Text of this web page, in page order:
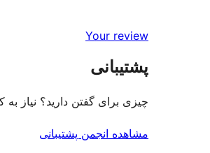
Your review
پشتیبانی
چیزی برای گفتن دارید؟ نیاز به
مشاهده انجمن پشتیبانی